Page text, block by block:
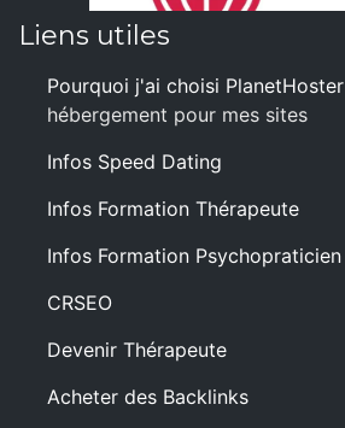
Liens utiles
Pourquoi j'ai choisi PlanetHoster
hébergement pour mes sites
Infos Speed Dating
Infos Formation Thérapeute
Infos Formation Psychopraticien
CRSEO
Devenir Thérapeute
Acheter des Backlinks